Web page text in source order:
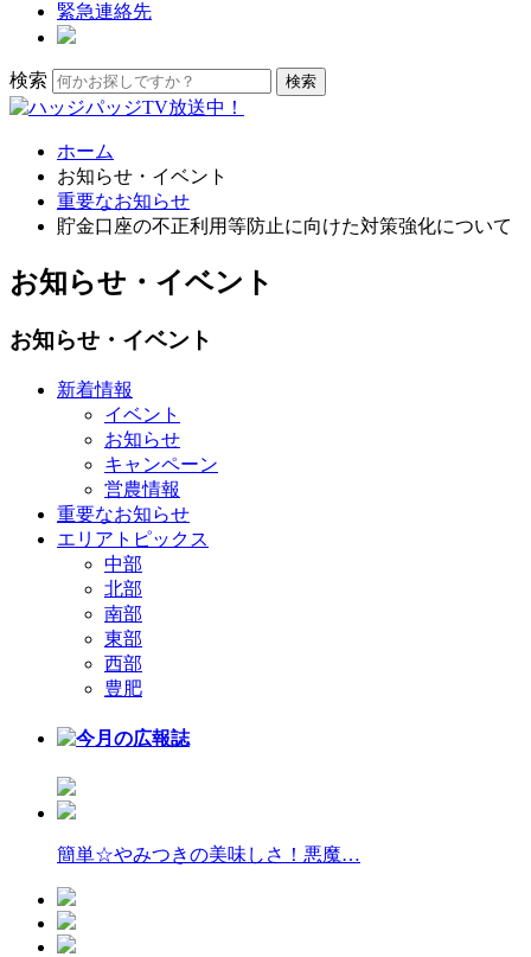
緊急連絡先
検索
ホーム
お知らせ・イベント
重要なお知らせ
貯金口座の不正利用等防止に向けた対策強化について
お知らせ・イベント
お知らせ・イベント
新着情報
イベント
お知らせ
キャンペーン
営農情報
重要なお知らせ
エリアトピックス
中部
北部
南部
東部
西部
豊肥
簡単☆やみつきの美味しさ！悪魔…